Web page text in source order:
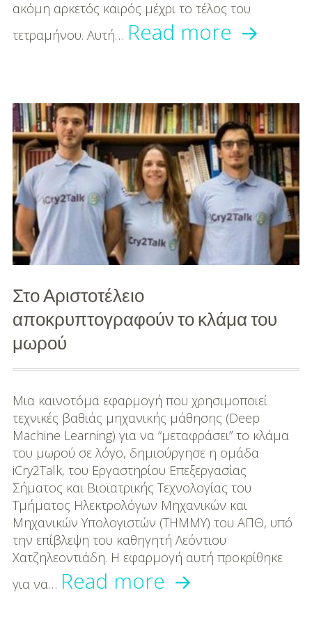
ακόμη αρκετός καιρός μέχρι το τέλος του
τετραμήνου. Αυτή… Read more Ποιες
οι
στον
Στο Αριστοτέλειο
αποκρυπτογραφούν το κλάμα του
μωρού
Μια καινοτόμα εφαρμογή που χρησιμοποιεί
τεχνικές βαθιάς μηχανικής μάθησης (Deep
Machine Learning) για να “μεταφράσει” το κλάμα
του μωρού σε λόγο, δημιούργησε η ομάδα
iCry2Talk, του Εργαστηρίου Επεξεργασίας
Σήματος και Βιοϊατρικής Τεχνολογίας του
Τμήματος Ηλεκτρολόγων Μηχανικών και
Μηχανικών Υπολογιστών (ΤΗΜΜΥ) του ΑΠΘ, υπό
την επίβλεψη του καθηγητή Λεόντιου
Χατζηλεοντιάδη. Η εφαρμογή αυτή προκρίθηκε
για να… Read more Στο